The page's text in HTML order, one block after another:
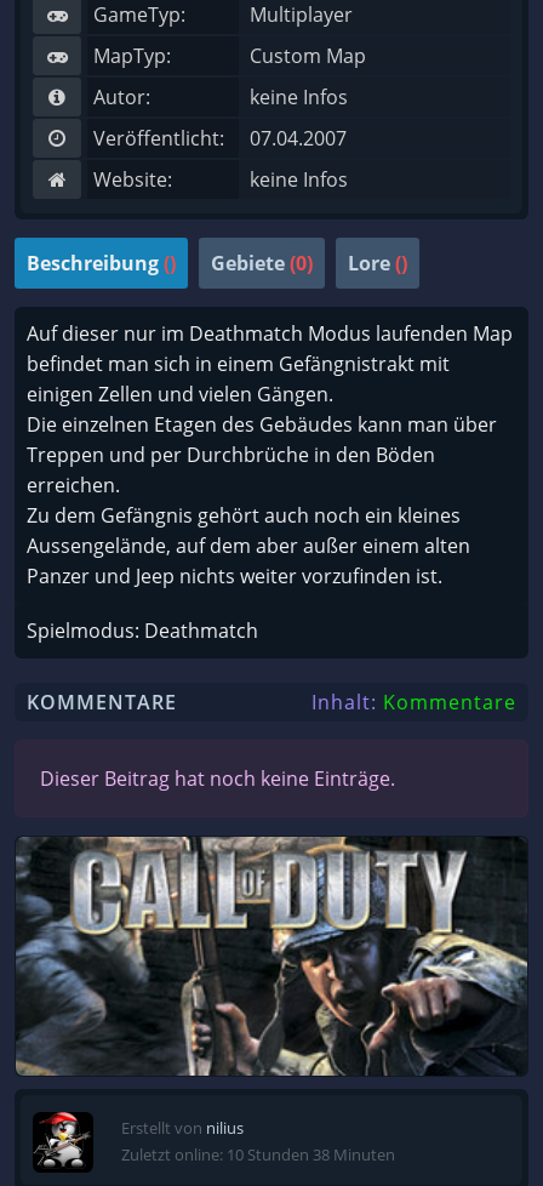
GameTyp:
Multiplayer
MapTyp:
Custom Map
Autor:
keine Infos
Veröffentlicht:
07.04.2007
Website:
keine Infos
Beschreibung() Gebiete(0) Lore()
Auf dieser nur im Deathmatch Modus laufenden Map
befindet man sich in einem Gefängnistrakt mit
einigen Zellen und vielen Gängen.
Die einzelnen Etagen des Gebäudes kann man über
Treppen und per Durchbrüche in den Böden
erreichen.
Zu dem Gefängnis gehört auch noch ein kleines
Aussengelände, auf dem aber außer einem alten
Panzer und Jeep nichts weiter vorzufinden ist.
Spielmodus: Deathmatch
KOMMENTARE Inhalt: Kommentare
Dieser Beitrag hat noch keine Einträge.
Erstellt von nilius
Zuletzt online: 10 Stunden 38 Minuten